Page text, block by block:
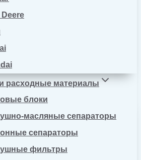
расходные материалы
блоки
масляные сепараторы
сепараторы
фильтры